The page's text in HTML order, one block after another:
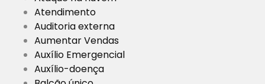
Atendimento
Auditoria externa
Aumentar Vendas
Auxílio Emergencial
Auxílio-doença